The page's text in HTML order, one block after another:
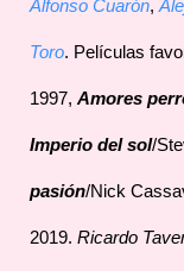
Alfonso Cuarón,
Toro. Películas
1997, Amores
Imperio del sol/
pasión/Nick
2019. Ricardo